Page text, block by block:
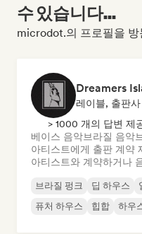
수 있습니다...
microdot.의 프로필을 방
Dreamers
레이블, 출판사
> 1000 개의 답변 제
베이스 음악브라질 음악
아티스트에게 출판 계약
아티스트와 계약하거나
브라질 펑크 딥 하우스
퓨처 하우스
힙합 하우